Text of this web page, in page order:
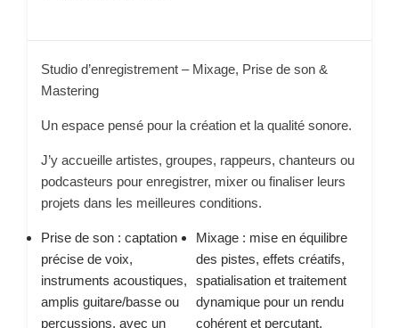
Studio d’enregistrement – Mixage, Prise de son &
Mastering
Un espace pensé pour la création et la qualité sonore.
J’y accueille artistes, groupes, rappeurs, chanteurs ou
podcasteurs pour enregistrer, mixer ou finaliser leurs
projets dans les meilleures conditions.
Prise de son : captation
précise de voix,
instruments acoustiques,
amplis guitare/basse ou
percussions, avec un
Mixage : mise en équilibre
des pistes, effets créatifs,
spatialisation et traitement
dynamique pour un rendu
cohérent et percutant.